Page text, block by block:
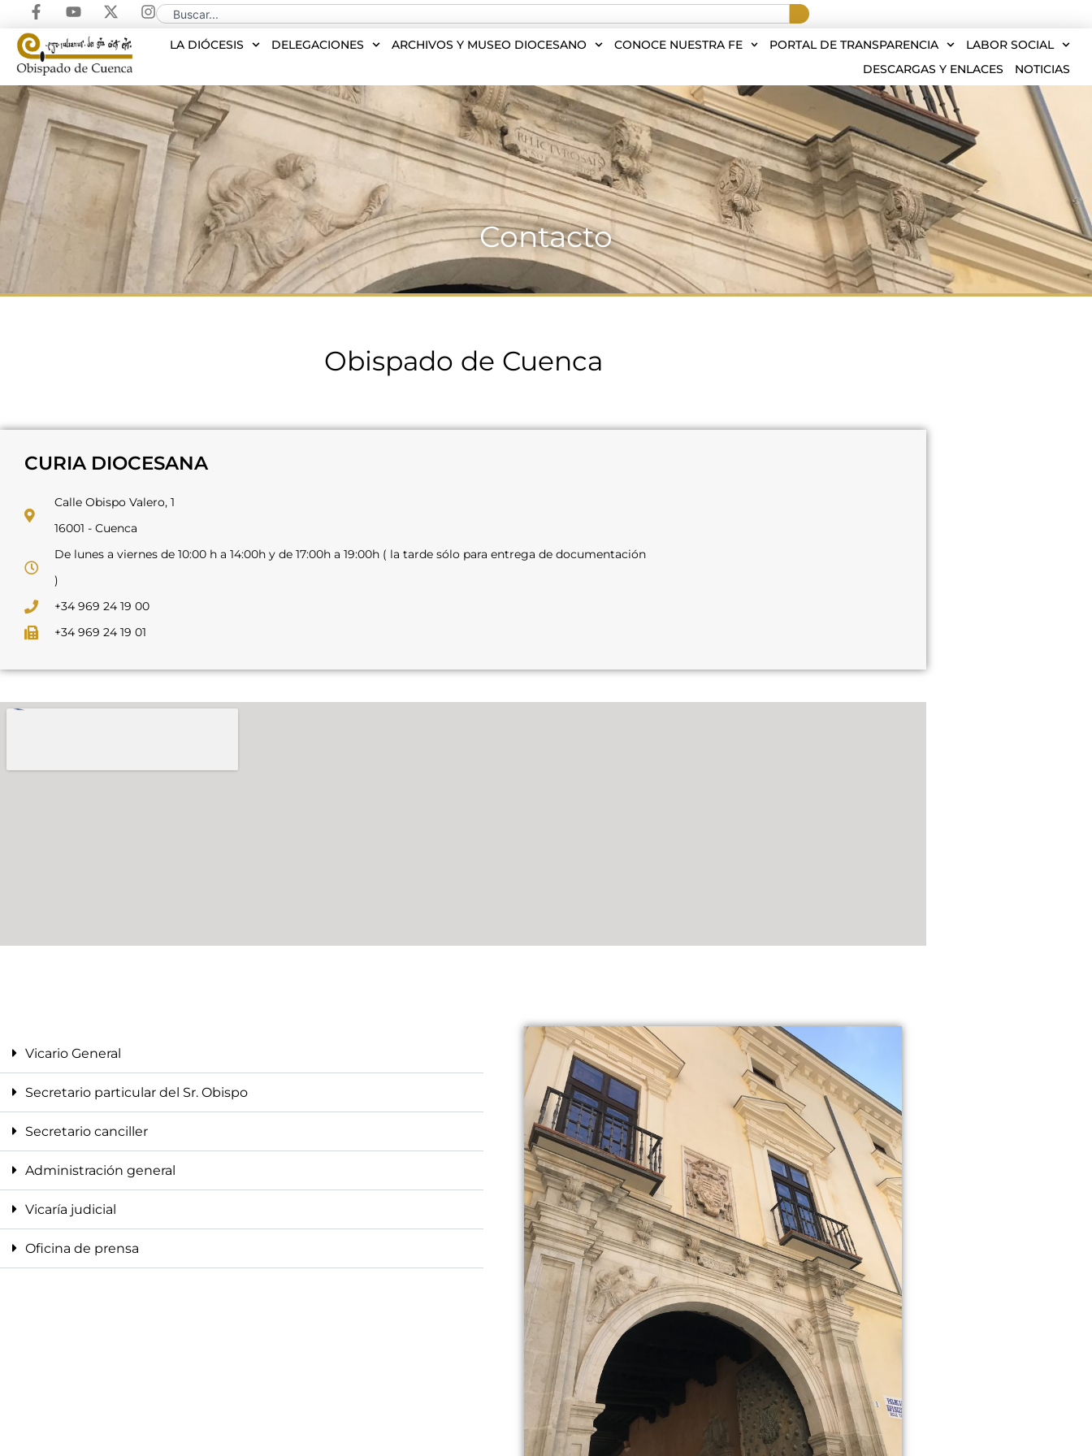
LA DIÓCESIS DELEGACIONES ARCHIVOS Y MUSEO DIOCESANO CONOCE NUESTRA FE PORTAL DE TRANSPARENCIA
LABOR SOCIAL
DESCARGAS Y ENLACES
NOTICIAS
Contacto
Obispado de Cuenca
CURIA DIOCESANA
Calle Obispo Valero, 1
16001 - Cuenca
De lunes a viernes de 10:00 h a 14:00h y de 17:00h a 19:00h ( la tarde sólo para entrega de documentación
)
+34 969 24 19 00
+34 969 24 19 01
Vicario General
Secretario particular del Sr. Obispo
Secretario canciller
Administración general
Vicaría judicial
Oficina de prensa